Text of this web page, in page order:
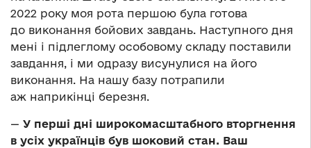
2022 року моя рота першою була готова
до виконання бойових завдань. Наступного дня
мені і підлеглому особовому складу поставили
завдання, і ми одразу висунулися на його
виконання. На нашу базу потрапили
аж наприкінці березня.
— У перші дні широкомасштабного вторгнення
в усіх українців був шоковий стан. Ваш